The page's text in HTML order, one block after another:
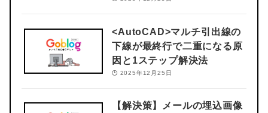
<AutoCAD>マルチ引出線の
下線が最終行で二重になる原
因と1ステップ解決法
2025年12月25日
【解決策】メールの埋込画像